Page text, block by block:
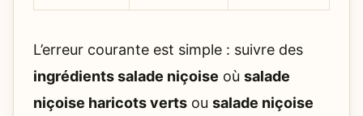
L’erreur courante est simple : suivre des
ingrédients salade niçoise où salade
niçoise haricots verts ou salade niçoise